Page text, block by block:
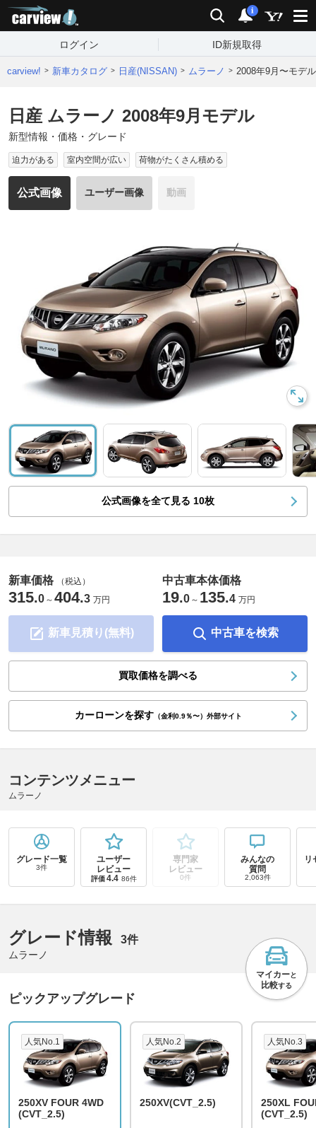
検索 通知
i
ログイン ID新規取得
carview! 新車カタログ 日産(NISSAN) ムラーノ 2008年9月〜モデル
日産 ムラーノ 2008年9月モデル
新型情報・価格・グレード
迫力がある 室内空間が広い 荷物がたくさん積める
公式画像 ユーザー画像 動画
公式画像を全て見る 10枚
新車価格 （税込）
315.0 ～ 404.3 万円
新車見積り(無料)
中古車本体価格
19.0 ～ 135.4 万円
中古車を検索
買取価格を調べる
カーローンを探す（金利0.9％〜）外部サイト
コンテンツメニュー
ムラーノ
グレード一覧
3件
ユーザー
レビュー
評価 4.4 86件
専門家
レビュー
0件
みんなの
質問
2,063件
リ
グレード情報 3件
ムラーノ
マイカーと
比較する
ピックアップグレード
人気No.1
250XV FOUR 4WD
(CVT_2.5)
人気No.2
250XV(CVT_2.5)
人気No.3
250XL
(CVT_2.5)